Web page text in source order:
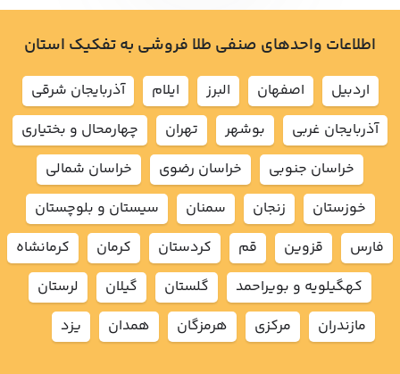
اطلاعات واحدهای صنفی طلا فروشی به تفکیک استان
اردبيل اصفهان البرز ايلام
آذربايجان شرقي
آذربايجان غربي
بوشهر تهران
چهارمحال و بختياري
خراسان جنوبي
خراسان رضوي
خراسان شمالي
خوزستان
زنجان سمنان
سيستان و بلوچستان
فارس
قزوين قم كردستان كرمان
كرمانشاه
كهگيلويه و بويراحمد
گلستان گيلان
لرستان
مازندران
مركزي هرمزگان همدان يزد